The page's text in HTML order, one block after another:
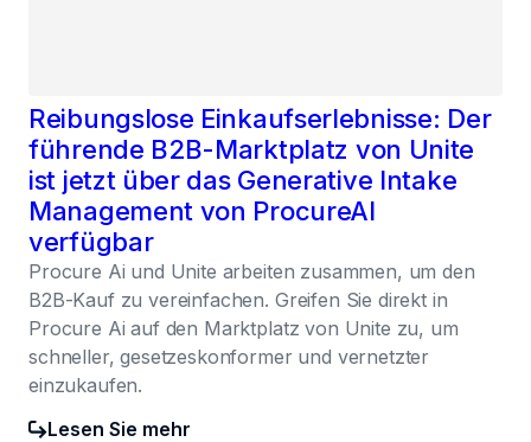
Reibungslose Einkaufserlebnisse: Der
führende B2B-Marktplatz von Unite
ist jetzt über das Generative Intake
Management von ProcureAI
verfügbar
Procure Ai und Unite arbeiten zusammen, um den
B2B-Kauf zu vereinfachen. Greifen Sie direkt in
Procure Ai auf den Marktplatz von Unite zu, um
schneller, gesetzeskonformer und vernetzter
einzukaufen.
Lesen Sie mehr